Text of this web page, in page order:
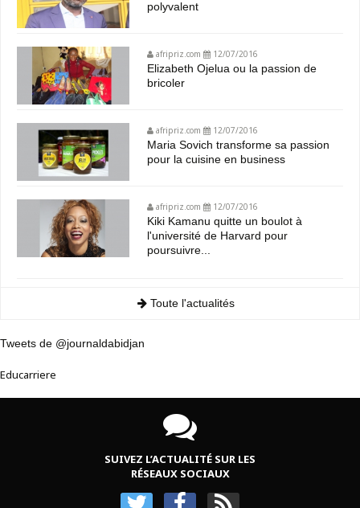
polyvalent
afripriz.com 12/07/2016
Elizabeth Ojelua ou la passion de
bricoler
afripriz.com 12/07/2016
Maria Sovich transforme sa passion
pour la cuisine en business
afripriz.com 12/07/2016
Kiki Kamanu quitte un boulot à
l'université de Harvard pour
poursuivre...
Toute l'actualités
Tweets de @journaldabidjan
Educarriere
SUIVEZ L’ACTUALITÉ SUR LES
RÉSEAUX SOCIAUX